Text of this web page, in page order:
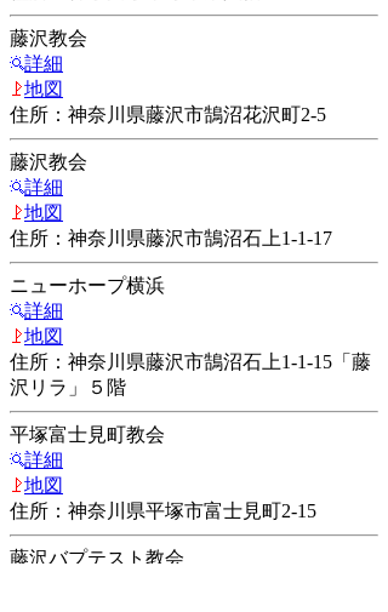
藤沢教会
詳細
地図
住所：神奈川県藤沢市鵠沼花沢町2-5
藤沢教会
詳細
地図
住所：神奈川県藤沢市鵠沼石上1-1-17
ニューホープ横浜
詳細
地図
住所：神奈川県藤沢市鵠沼石上1-1-15「藤
沢リラ」５階
平塚富士見町教会
詳細
地図
住所：神奈川県平塚市富士見町2-15
藤沢バプテスト教会